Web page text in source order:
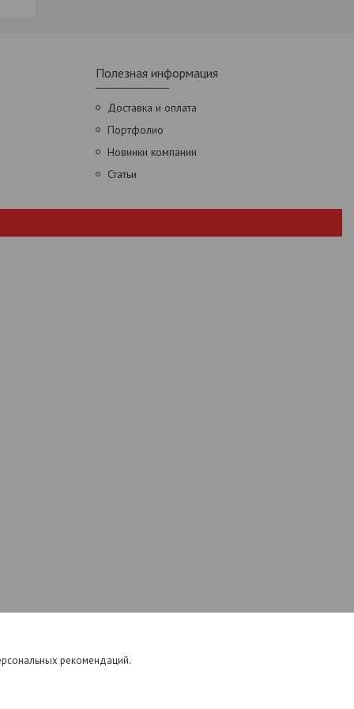
Полезная информация
Доставка и оплата
Портфолио
Новинки компании
Статьи
Мы доставляем мебель по Гродненской и Брестской
рекомендаций.